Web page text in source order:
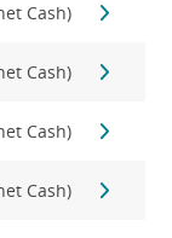
Cash)
Cash)
Cash)
Cash)